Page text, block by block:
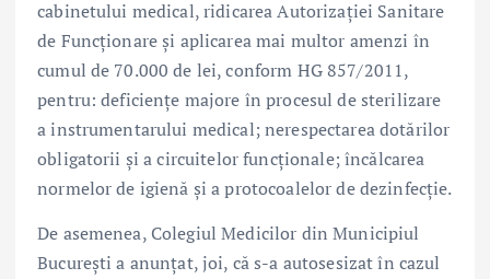
cabinetului medical, ridicarea Autorizației Sanitare
de Funcționare și aplicarea mai multor amenzi în
cumul de 70.000 de lei, conform HG 857/2011,
pentru: deficiențe majore în procesul de sterilizare
a instrumentarului medical; nerespectarea dotărilor
obligatorii și a circuitelor funcționale; încălcarea
normelor de igienă și a protocoalelor de dezinfecție.
De asemenea, Colegiul Medicilor din Municipiul
București a anunțat, joi, că s-a autosesizat în cazul